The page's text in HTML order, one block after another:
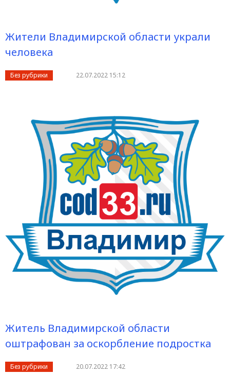
Жители Владимирской области украли
человека
Без рубрики 22.07.2022 15:12
Житель Владимирской области
оштрафован за оскорбление подростка
Без рубрики 20.07.2022 17:42